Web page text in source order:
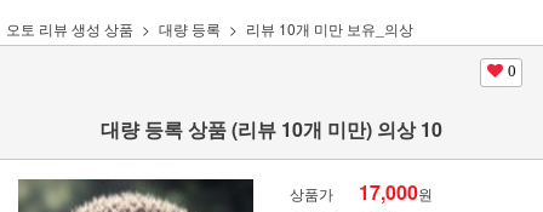
오토 리뷰 생성 상품 대량 등록 리뷰 10개 미만 보유_의상
0
대량 등록 상품 (리뷰 10개 미만) 의상 10
상품가 17,000원